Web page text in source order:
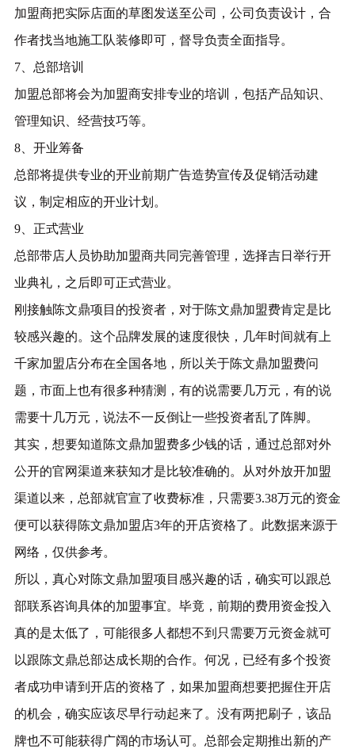
加盟商把实际店面的草图发送至公司，公司负责设计，合
作者找当地施工队装修即可，督导负责全面指导。
7、总部培训
加盟总部将会为加盟商安排专业的培训，包括产品知识、
管理知识、经营技巧等。
8、开业筹备
总部将提供专业的开业前期广告造势宣传及促销活动建
议，制定相应的开业计划。
9、正式营业
总部带店人员协助加盟商共同完善管理，选择吉日举行开
业典礼，之后即可正式营业。
刚接触陈文鼎项目的投资者，对于陈文鼎加盟费肯定是比
较感兴趣的。这个品牌发展的速度很快，几年时间就有上
千家加盟店分布在全国各地，所以关于陈文鼎加盟费问
题，市面上也有很多种猜测，有的说需要几万元，有的说
需要十几万元，说法不一反倒让一些投资者乱了阵脚。
其实，想要知道陈文鼎加盟费多少钱的话，通过总部对外
公开的官网渠道来获知才是比较准确的。从对外放开加盟
渠道以来，总部就官宣了收费标准，只需要3.38万元的资金
便可以获得陈文鼎加盟店3年的开店资格了。此数据来源于
网络，仅供参考。
所以，真心对陈文鼎加盟项目感兴趣的话，确实可以跟总
部联系咨询具体的加盟事宜。毕竟，前期的费用资金投入
真的是太低了，可能很多人都想不到只需要万元资金就可
以跟陈文鼎总部达成长期的合作。何况，已经有多个投资
者成功申请到开店的资格了，如果加盟商想要把握住开店
的机会，确实应该尽早行动起来了。没有两把刷子，该品
牌也不可能获得广阔的市场认可。总部会定期推出新的产